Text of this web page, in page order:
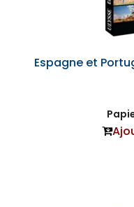
Espagne et